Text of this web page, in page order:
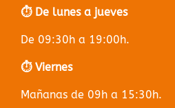
⏱️ De lunes a jueves
De 09:30h a 19:00h.
⏱️ Viernes
Mañanas de 09h a 15:30h.